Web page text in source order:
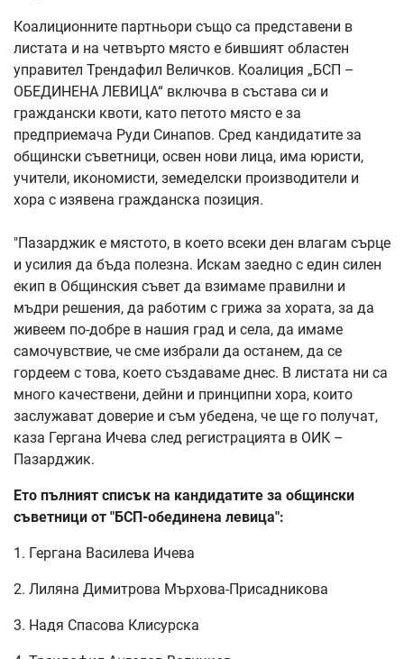
Коалиционните партньори също са представени в
листата и на четвърто място е бившият областен
управител Трендафил Величков. Коалиция „БСП –
ОБЕДИНЕНА ЛЕВИЦА“ включва в състава си и
граждански квоти, като петото място е за
предприемача Руди Синапов. Сред кандидатите за
общински съветници, освен нови лица, има юристи,
учители, икономисти, земеделски производители и
хора с изявена гражданска позиция.
"Пазарджик е мястото, в което всеки ден влагам сърце
и усилия да бъда полезна. Искам заедно с един силен
екип в Общинския съвет да взимаме правилни и
мъдри решения, да работим с грижа за хората, за да
живеем по-добре в нашия град и села, да имаме
самочувствие, че сме избрали да останем, да се
гордеем с това, което създаваме днес. В листата ни са
много качествени, дейни и принципни хора, които
заслужават доверие и съм убедена, че ще го получат,
каза Гергана Ичева след регистрацията в ОИК –
Пазарджик.
Ето пълният списък на кандидатите за общински
съветници от "БСП-обединена левица":
1. Гергана Василева Ичева
2. Лиляна Димитрова Мърхова-Присадникова
3. Надя Спасова Клисурска